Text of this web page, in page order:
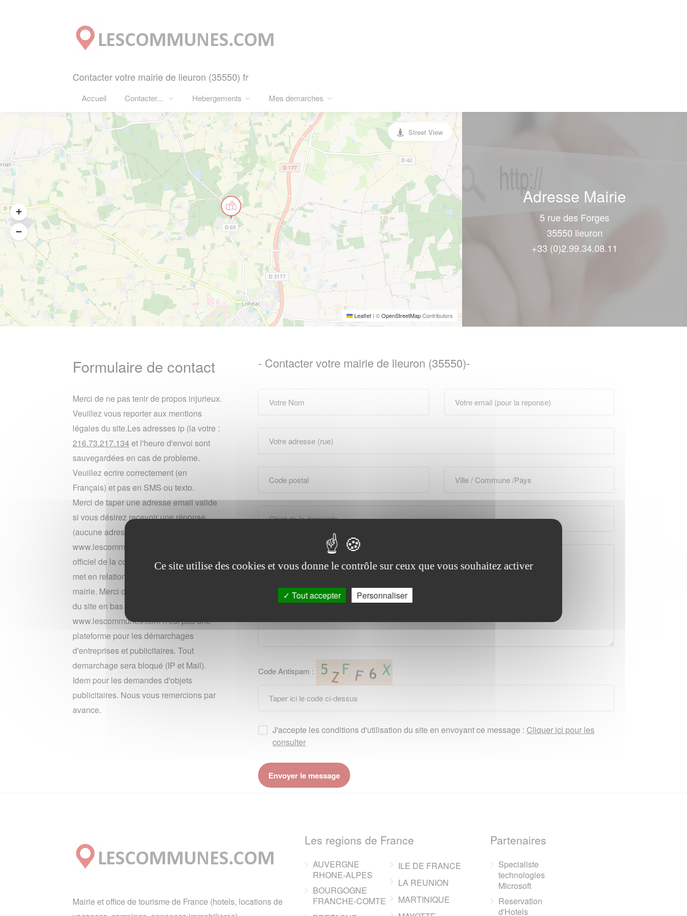
Contacter votre mairie de lieuron (35550) fr
Accueil Contacter... Hebergements Mes demarches
Leaflet | ©OpenStreetMapContributors
Street View
Adresse Mairie
5 rue des Forges
35550 lieuron
+33 (0)2.99.34.08.11
Formulaire de contact
Merci de ne pas tenir de propos injurieux.
Veuillez vous reporter aux mentions
légales du site.Les adresses ip (la votre :
216.73.217.134et l'heure d'envoi sont
sauvegardées en cas de probleme.
Veuillez ecrire correctement (en
Français) et pas en SMS ou texto.
Merci de taper une adresse email valide
si vous désirez recevoir une réponse
(aucune adresse n'est conservée).
www.lescommunes n'est pas le site
officiel de la commune lieuron. Il vous
met en relation gratuitement avec leur
mairie. Merci de lire les mentions legales
du site en bas de page.
www.lescommunes.com n'est pas une
plateforme pour les démarchages
d'entreprises et publicitaires. Tout
demarchage sera bloqué (IP et Mail).
Idem pour les demandes d'objets
publicitaires. Nous vous remercions par
avance.
- Contacter votre mairie de lieuron (35550)-
Code Antispam :
J'accepte les conditions d'utilisation du site en envoyant ce message : Cliquer ici pour les
consulter
Mairie et office de tourisme de France (hotels, locations de
Les regions de France
AUVERGNE
RHONE-ALPES
BOURGOGNE
FRANCHE-COMTE
ILE DE FRANCE
LA REUNION
MARTINIQUE
Partenaires
Specialiste
technologies
Microsoft
Reservation
d'Hotels
Ce site utilise des cookies et vous donne le contrôle sur ceux que vous souhaitez activer
Tout accepter Personnaliser